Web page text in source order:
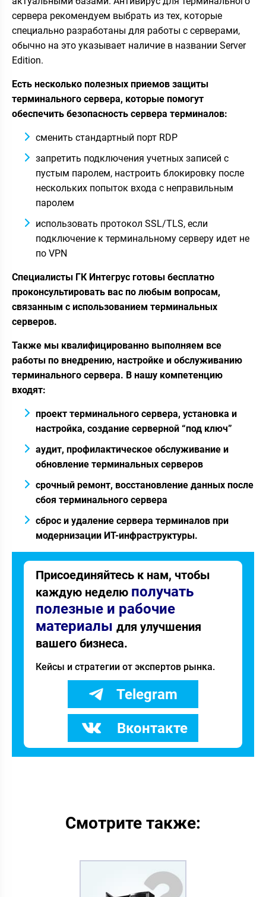
сервера рекомендуем выбрать из тех, которые
специально разработаны для работы с серверами,
обычно на это указывает наличие в названии Server
Edition.
Есть несколько полезных приемов защиты
терминального сервера, которые помогут
обеспечить безопасность сервера терминалов:
сменить стандартный порт RDP
запретить подключения учетных записей с
пустым паролем, настроить блокировку после
нескольких попыток входа с неправильным
паролем
использовать протокол SSL/TLS, если
подключение к терминальному серверу идет не
по VPN
Специалисты ГК Интегрус готовы бесплатно
проконсультировать вас по любым вопросам,
связанным с использованием терминальных
серверов.
Также мы квалифицированно выполняем все
работы по внедрению, настройке и обслуживанию
терминального сервера. В нашу компетенцию
входят:
проект терминального сервера, установка и
настройка, создание серверной “под ключ”
аудит, профилактическое обслуживание и
обновление терминальных серверов
срочный ремонт, восстановление данных после
сбоя терминального сервера
сброс и удаление сервера терминалов при
модернизации ИТ-инфраструктуры.
Присоединяйтесь к нам, чтобы
каждую неделю получать
полезные и рабочие
материалы для улучшения
вашего бизнеса.
Кейсы и стратегии от экспертов рынка.
Telegram
Вконтакте
Смотрите также: